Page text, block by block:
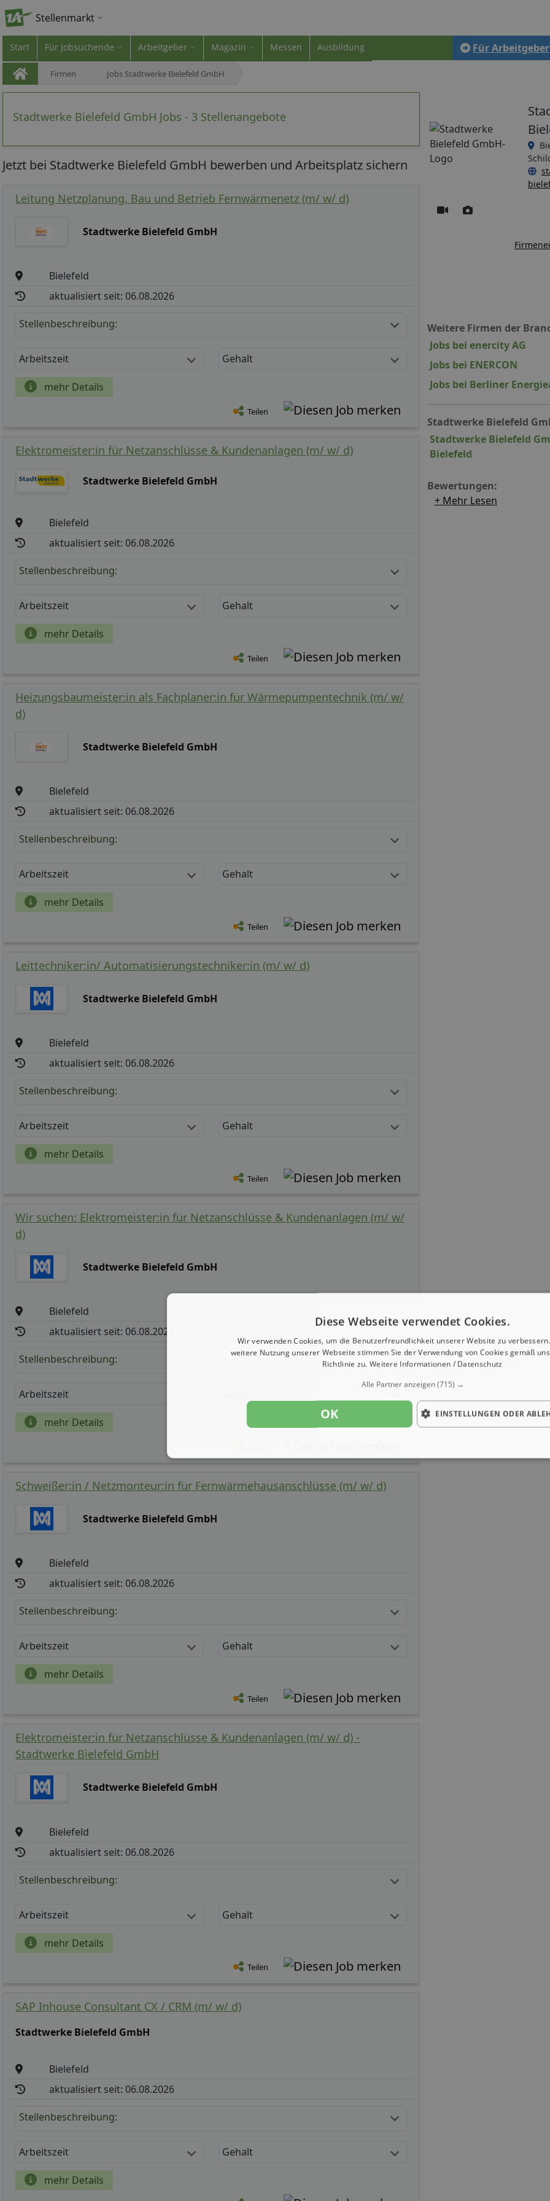
Stellenmarkt
Start Für Jobsuchende Arbeitgeber Magazin Messen Ausbildung Für Arbeitgeber
Firmen Jobs Stadtwerke Bielefeld GmbH
Stadtwerke Bielefeld GmbH Jobs - 3 Stellenangebote
Jetzt bei Stadtwerke Bielefeld GmbH bewerben und Arbeitsplatz sichern
Leitung Netzplanung, Bau und Betrieb Fernwärmenetz (m/ w/ d)
Stadtwerke Bielefeld GmbH
Bielefeld
aktualisiert seit: 06.08.2026
Stellenbeschreibung:
Arbeitszeit Gehalt
mehr Details
Teilen
Elektromeister:in für Netzanschlüsse & Kundenanlagen (m/ w/ d)
Stadtwerke Bielefeld GmbH
Bielefeld
aktualisiert seit: 06.08.2026
Stellenbeschreibung:
Arbeitszeit Gehalt
mehr Details
Teilen
Heizungsbaumeister:in als Fachplaner:in für Wärmepumpentechnik (m/ w/
d)
Stadtwerke Bielefeld GmbH
Bielefeld
aktualisiert seit: 06.08.2026
Stellenbeschreibung:
Arbeitszeit Gehalt
mehr Details
Teilen
Leittechniker:in/ Automatisierungstechniker:in (m/ w/ d)
Stadtwerke Bielefeld GmbH
Bielefeld
aktualisiert seit: 06.08.2026
Stellenbeschreibung:
Arbeitszeit Gehalt
mehr Details
Teilen
Wir suchen: Elektromeister:in für Netzanschlüsse & Kundenanlagen (m/ w/
d)
Stadtwerke Bielefeld GmbH
Bielefeld
aktualisiert seit: 06.08.2026
Stellenbeschreibung:
Arbeitszeit
mehr Details
Schweißer:in / Netzmonteur:in für Fernwärmehausanschlüsse (m/ w/ d)
Stadtwerke Bielefeld GmbH
Bielefeld
aktualisiert seit: 06.08.2026
Stellenbeschreibung:
Arbeitszeit Gehalt
mehr Details
Teilen
Elektromeister:in für Netzanschlüsse & Kundenanlagen (m/ w/ d) -
Stadtwerke Bielefeld GmbH
Stadtwerke Bielefeld GmbH
Bielefeld
aktualisiert seit: 06.08.2026
Stellenbeschreibung:
Arbeitszeit Gehalt
mehr Details
Teilen
SAP Inhouse Consultant CX / CRM (m/ w/ d)
Stadtwerke Bielefeld GmbH
Bielefeld
aktualisiert seit: 06.08.2026
Stellenbeschreibung:
Arbeitszeit Gehalt
mehr Details
Weitere Firmen der
Jobs bei enercity AG
Jobs bei ENERCON
Jobs bei Berliner
Stadtwerke Bielefeld
Stadtwerke Bielefeld
Bielefeld
Bewertungen:
+ Mehr Lesen
Diese Webseite verwendet Cookies.
Wir verwenden Cookies, um die Benutzerfreundlichkeit unserer Website zu
weitere Nutzung unserer Webseite stimmen Sie der Verwendung von Cookies gemäß
Richtlinie zu. Weitere Informationen / Datenschutz
Alle Partner anzeigen(715) →
OK EINSTELLUNGEN ODER